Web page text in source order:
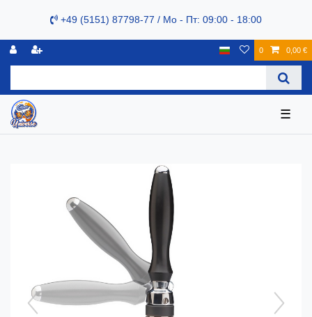
+49 (5151) 87798-77 / Mo - Пт: 09:00 - 18:00
0 0,00 €
☰